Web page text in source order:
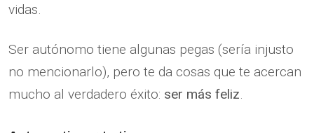
vidas.
Ser autónomo tiene algunas pegas (sería injusto
no mencionarlo), pero te da cosas que te acercan
mucho al verdadero éxito: ser más feliz